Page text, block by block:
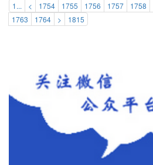
1... < 1754 1755 1756 1757 1758
1763
1764 > 1815